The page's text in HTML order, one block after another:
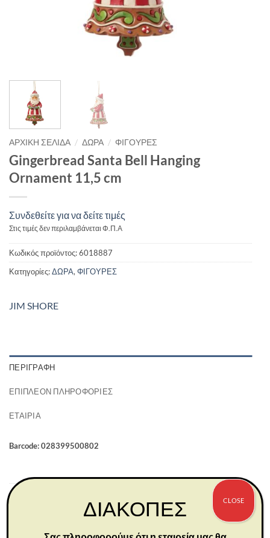
ΑΡΧΙΚΉ ΣΕΛΊΔΑ / ΔΩΡΑ / ΦΙΓΟΥΡΕΣ
Gingerbread Santa Bell Hanging
Ornament 11,5 cm
Συνδεθείτε για να δείτε τιμές
Στις τιμές δεν περιλαμβάνεται Φ.Π.Α
Κωδικός προϊόντος:6018887
Κατηγορίες:ΔΩΡΑ,ΦΙΓΟΥΡΕΣ
JIM SHORE
ΠΕΡΙΓΡΑΦΉ
ΕΠΙΠΛΈΟΝ ΠΛΗΡΟΦΟΡΊΕΣ
ΕΤΑΙΡΊΑ
Barcode: 028399500802
ΣΧΕΤΙΚΆ ΠΡΟΪΌΝΤΑΔΙΑΚΟΠΕΣ CLOSE